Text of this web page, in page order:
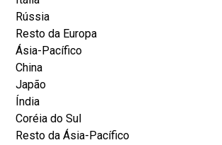
Rússia
Resto da Europa
Ásia-Pacífico
China
Japão
Índia
Coréia do Sul
Resto da Ásia-Pacífico